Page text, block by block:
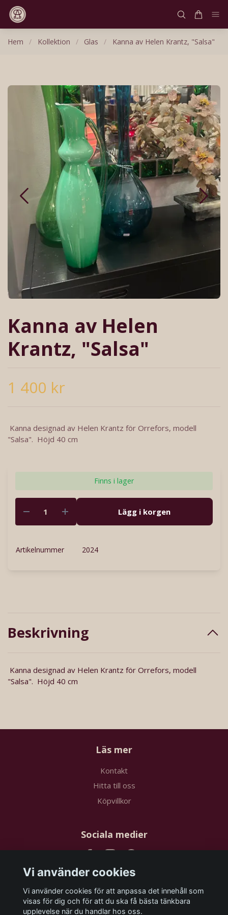
Hem / Kollektion / Glas / Kanna av Helen Krantz, "Salsa"
Kanna av Helen
Krantz, "Salsa"
1 400 kr
Kanna designad av Helen Krantz för Orrefors, modell
"Salsa". Höjd 40 cm
Finns i lager
Lägg i korgen
Artikelnummer 2024
Beskrivning
Kanna designad av Helen Krantz för Orrefors, modell
"Salsa". Höjd 40 cm
Läs mer
Kontakt
Hitta till oss
Köpvillkor
Sociala medier
Prenumerera på vårt nyhetsbrev
Vi använder cookies
Vi använder cookies för att anpassa det innehåll som
visas för dig och för att du ska få bästa tänkbara
upplevelse när du handlar hos oss.